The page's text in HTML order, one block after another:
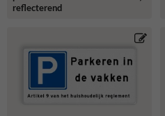
reflecterend